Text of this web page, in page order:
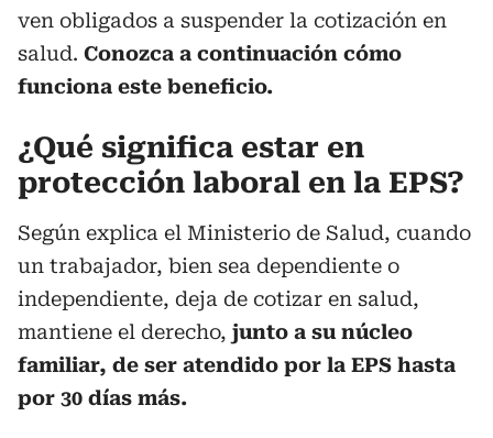
ven obligados a suspender la cotización en
salud. Conozca a continuación cómo
funciona este beneficio.
¿Qué significa estar en
protección laboral en la EPS?
Según explica el Ministerio de Salud, cuando
un trabajador, bien sea dependiente o
independiente, deja de cotizar en salud,
mantiene el derecho, junto a su núcleo
familiar, de ser atendido por la EPS hasta
por 30 días más.